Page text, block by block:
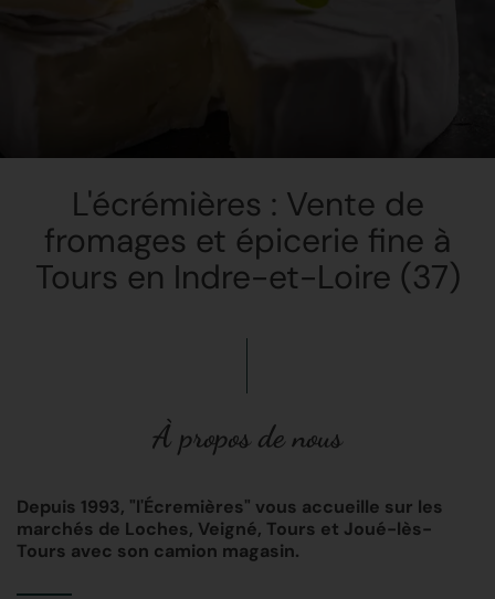
L'écrémières : Vente de
fromages et épicerie fine à
Tours en Indre-et-Loire (37)
À propos de nous
Depuis 1993, "l'Écremières" vous accueille sur les
marchés de Loches, Veigné, Tours et Joué-lès-
Tours avec son camion magasin.